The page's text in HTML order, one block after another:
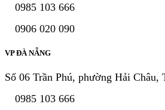
0985 103 666
0906 020 090
VP ĐÀ NẴNG
Số 06 Trần Phú, phường Hải Châu,
0985 103 666